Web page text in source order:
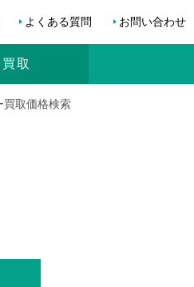
よくある質問 お問い合わせ
取
買取価格検索